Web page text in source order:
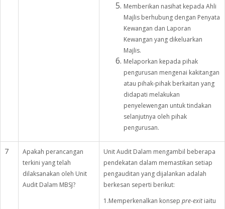
Memberikan nasihat kepada Ahli
Majlis berhubung dengan Penyata
Kewangan dan Laporan
Kewangan yang dikeluarkan
Majlis.
Melaporkan kepada pihak
pengurusan mengenai kakitangan
atau pihak-pihak berkaitan yang
didapati melakukan
penyelewengan untuk tindakan
selanjutnya oleh pihak
pengurusan.
7
Apakah perancangan
terkini yang telah
dilaksanakan oleh Unit
Audit Dalam MBSJ?
Unit Audit Dalam mengambil beberapa
pendekatan dalam memastikan setiap
pengauditan yang dijalankan adalah
berkesan seperti berikut:
1.Memperkenalkan konsep pre-exitiaitu